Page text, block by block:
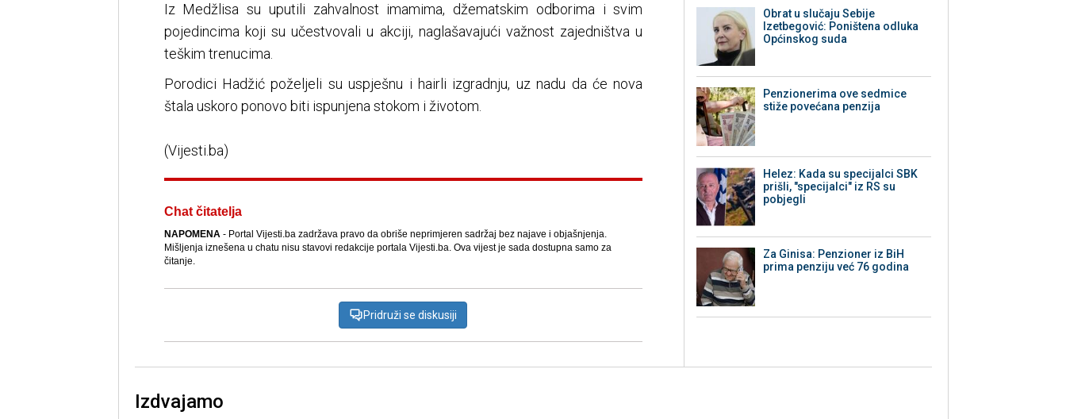
Iz Medžlisa su uputili zahvalnost imamima, džematskim odborima i svim
pojedincima koji su učestvovali u akciji, naglašavajući važnost zajedništva u
teškim trenucima.
Porodici Hadžić poželjeli su uspješnu i hairli izgradnju, uz nadu da će nova
štala uskoro ponovo biti ispunjena stokom i životom.
(Vijesti.ba)
Chat čitatelja
NAPOMENA- Portal Vijesti.ba zadržava pravo da obriše neprimjeren sadržaj bez najave i objašnjenja.
Mišljenja iznešena u chatu nisu stavovi redakcije portala Vijesti.ba. Ova vijest je sada dostupna samo za
čitanje.
Pridruži se diskusiji
Obrat u slučaju Sebije
Izetbegović: Poništena odluka
Općinskog suda
Penzionerima ove sedmice
stiže povećana penzija
Helez: Kada su specijalci SBK
prišli, "specijalci" iz RS su
pobjegli
Za Ginisa: Penzioner iz BiH
prima penziju već 76 godina
Izdvajamo